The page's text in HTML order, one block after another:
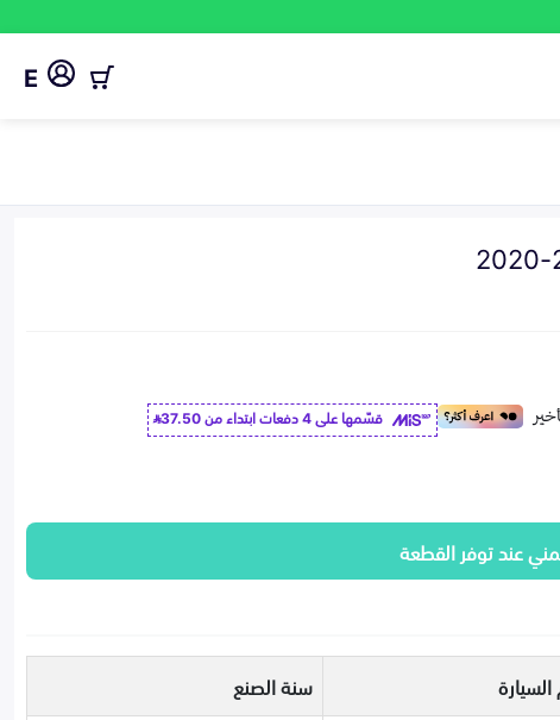
E
قسّمها على 4 دفعات ابتداء من
37.50
عند توفر القطعة
سنة الصنع